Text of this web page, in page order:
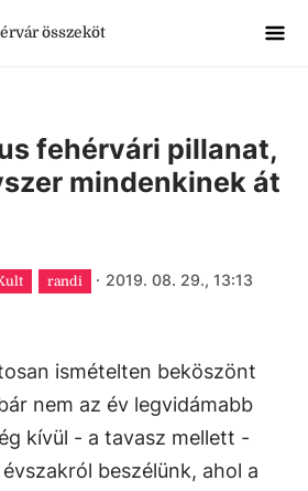
összeköt
fehérvári pillanat,
mindenkinek át
randi · 2019. 08. 29., 13:13
ismételten beköszönt
nem az év legvidámabb
kívül - a tavasz mellett -
beszélünk, ahol a